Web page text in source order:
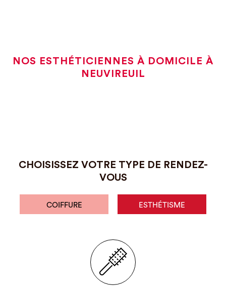
NOS ESTHÉTICIENNES À DOMICILE À
NEUVIREUIL
CHOISISSEZ VOTRE TYPE DE RENDEZ-
VOUS
COIFFURE ESTHÉTISME